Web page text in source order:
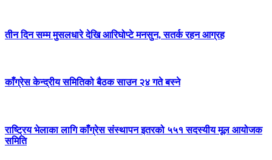
तीन दिन सम्म मुसलधारे देखि आरिघोप्टे मनसुन, सतर्क रहन आग्रह
काँग्रेस केन्द्रीय समितिको बैठक साउन २४ गते बस्ने
राष्ट्रिय भेलाका लागि काँग्रेस संस्थापन इतरको ५५१ सदस्यीय मूल आयोजक
समिति